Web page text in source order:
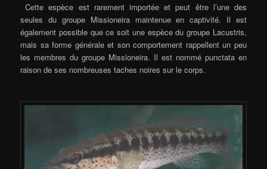
Cette espèce est rarement importée et peut être l’une des
seules du groupe Missioneira maintenue en captivité. Il est
également possible que ce soit une espèce du groupe Lacustris,
mais sa forme générale et son comportement rappellent un peu
les membres du groupe Missioneira. Il est nommé punctata en
raison de ses nombreuses taches noires sur le corps.